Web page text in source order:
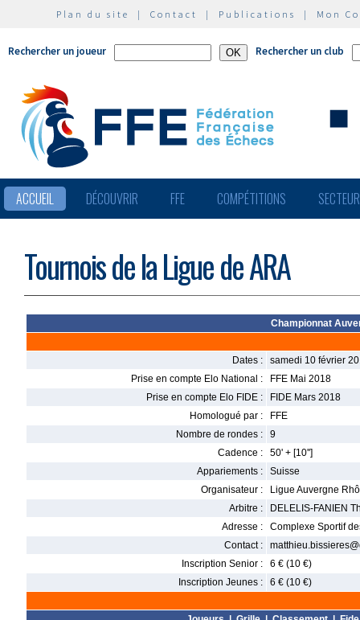
Plan du site | Contact | Publications | Mon
Rechercher un joueur Rechercher un club
ACCUEIL DÉCOUVRIR FFE COMPÉTITIONS
Tournois de la Ligue de ARA
Championnat
Dates :
samedi 10 février
Prise en compte Elo National :
FFE Mai 2018
Prise en compte Elo FIDE :
FIDE Mars 2018
Homologué par :
FFE
Nombre de rondes :
9
Cadence :
50' + [10'']
Appariements :
Suisse
Organisateur :
Ligue Auvergne
Arbitre :
DELELIS-FANIEN
Adresse :
Complexe Sportif
Contact :
Inscription Senior :
6 € (10 €)
Inscription Jeunes :
6 € (10 €)